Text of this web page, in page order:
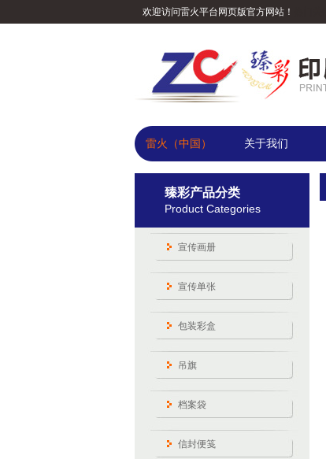
欢迎访问雷火平台网页版官方网站！
雷火（中国） 关于我们
臻彩产品分类
Product Categories
宣传画册
宣传单张
包装彩盒
吊旗
档案袋
信封便笺